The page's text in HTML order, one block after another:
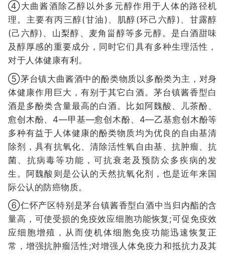
④大曲酱酒除乙醇以外多元醇作用于人体的路径机
理。主要有丙三醇(甘油)、肌醇(环己六醇)、甘露醇
(己六醇)、山梨醇、麦角甾醇等多元醇。是白酒甜味
及醇厚感的重要成分，同时它们具有多种生理活性，
对于人体健康有利。
⑤茅台镇大曲酱酒中的酚类物质以多酚类为主，对身
体健康作用巨大，有别于其它白酒。茅台镇酱香型白
酒是多酚类含量最高的白酒。比如阿魏酸、儿茶酚、
愈创木酚、4—甲基—愈创木酚、4—乙基愈创木酚等
多种有益于人体健康的酚类物质均为优良的自由基清
除剂，具有抗氧化、清除活性氧自由基、抗肿瘤、抗
菌、抗病毒等功能，可抗衰老及预防众多疾病的发
生。阿魏酸则是公认的天然抗氧化剂，也是近年来国
际公认的防癌物质。
⑥仁怀产区特别是茅台镇酱香型白酒中当归内酯的含
量高，可使受损的免疫效应细胞功能恢复;可促免疫效
应细胞增殖，从而使机体细胞免疫功能迅速恢复正
常，增强抗肿瘤活性;对增强人体免疫力和抵抗力及其